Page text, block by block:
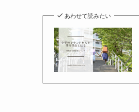
あわせて読みたい